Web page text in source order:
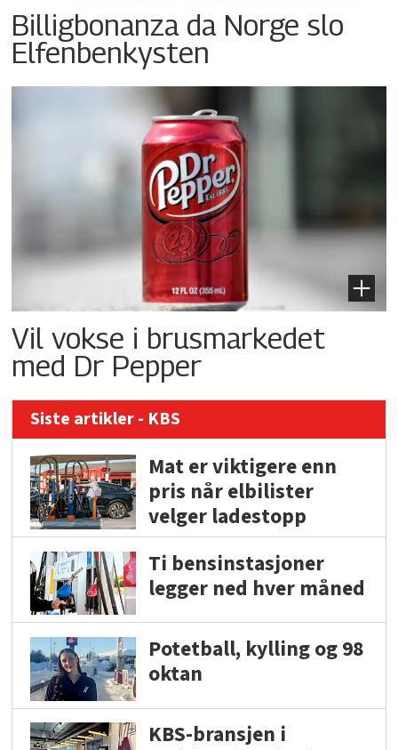
Billigbonanza da Norge slo
Elfenbenkysten
Vil vokse i brusmarkedet
med Dr Pepper
Siste artikler - KBS
Mat er viktigere enn
pris når elbilister
velger ladestopp
Ti bensinstasjoner
legger ned hver måned
Potetball, kylling og 98
oktan
KBS-bransjen i